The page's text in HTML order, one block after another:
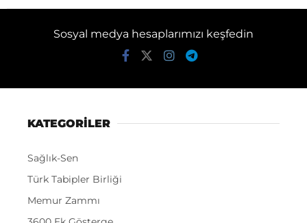
Sosyal medya hesaplarımızı keşfedin
KATEGORİLER
Sağlık-Sen
Türk Tabipler Birliği
Memur Zammı